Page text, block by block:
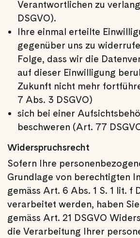
Verantwortlichen zu
DSGVO).
Ihre einmal erteilte
gegenüber uns zu
Folge, dass wir die
auf dieser Einwilligung
Zukunft nicht mehr
7 Abs. 3 DSGVO)
sich bei einer
beschweren (Art. 77
Widerspruchsrecht
Sofern Ihre
Grundlage von berechtigten
gemäss Art. 6 Abs. 1 S. 1 lit. f
verarbeitet werden, haben
gemäss Art. 21 DSGVO
die Verarbeitung Ihrer